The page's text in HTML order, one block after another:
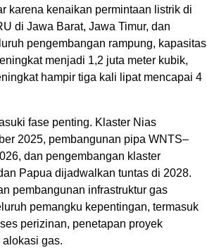
karena kenaikan permintaan listrik di
di Jawa Barat, Jawa Timur, dan
pengembangan rampung, kapasitas
menjadi 1,2 juta meter kubik,
hampir tiga kali lipat mencapai 4
fase penting. Klaster Nias
2025, pembangunan pipa WNTS–
dan pengembangan klaster
Papua dijadwalkan tuntas di 2028.
pembangunan infrastruktur gas
pemangku kepentingan, termasuk
perizinan, penetapan proyek
gas.